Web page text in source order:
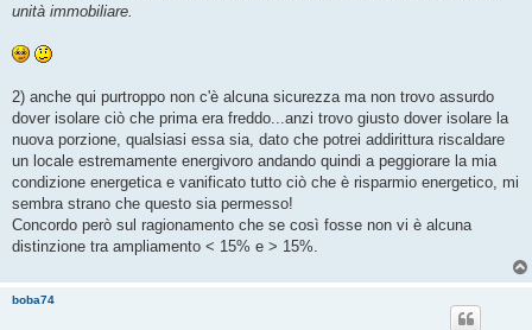
unità immobiliare.
2) anche qui purtroppo non c'è alcuna sicurezza ma non trovo assurdo
dover isolare ciò che prima era freddo...anzi trovo giusto dover isolare la
nuova porzione, qualsiasi essa sia, dato che potrei addirittura riscaldare
un locale estremamente energivoro andando quindi a peggiorare la mia
condizione energetica e vanificato tutto ciò che è risparmio energetico, mi
sembra strano che questo sia permesso!
Concordo però sul ragionamento che se così fosse non vi è alcuna
distinzione tra ampliamento < 15% e > 15%.
boba74